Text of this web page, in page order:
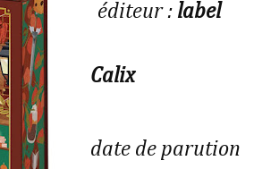
éditeur : label
Calix
date de parution